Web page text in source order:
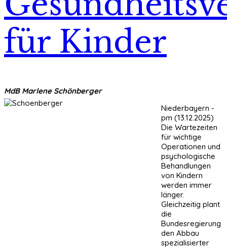
für Kinder
MdB Marlene Schönberger
Niederbayern -
pm (13.12.2025)
Die Wartezeiten
für wichtige
Operationen und
psychologische
Behandlungen
von Kindern
werden immer
länger.
Gleichzeitig plant
die
Bundesregierung
den Abbau
spezialisierter